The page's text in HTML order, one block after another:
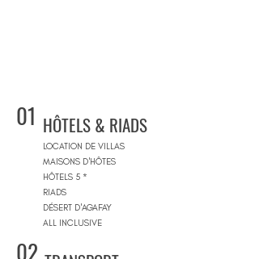
01 HÔTELS & RIADS
LOCATION DE VILLAS
MAISONS D'HÔTES
HÔTELS 5 *
RIADS
DÉSERT D'AGAFAY
ALL INCLUSIVE
02